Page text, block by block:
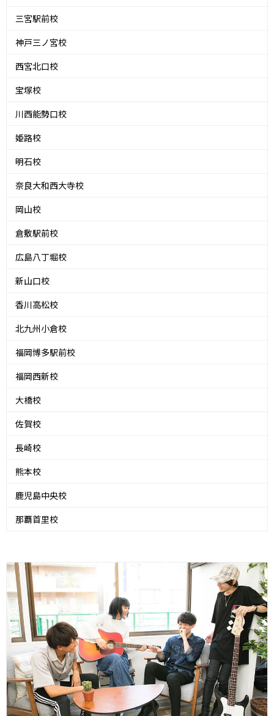
三宮駅前校
神戸三ノ宮校
西宮北口校
宝塚校
川西能勢口校
姫路校
明石校
奈良大和西大寺校
岡山校
倉敷駅前校
広島八丁堀校
新山口校
香川高松校
北九州小倉校
福岡博多駅前校
福岡西新校
大橋校
佐賀校
長崎校
熊本校
鹿児島中央校
那覇首里校